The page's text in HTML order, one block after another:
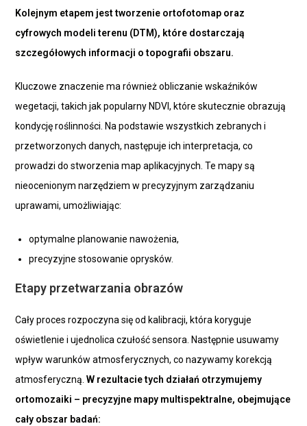
Kolejnym etapem jest tworzenie ortofotomap oraz
cyfrowych modeli terenu (DTM), które dostarczają
szczegółowych informacji o topografii obszaru.
Kluczowe znaczenie ma również obliczanie wskaźników
wegetacji, takich jak popularny NDVI, które skutecznie obrazują
kondycję roślinności. Na podstawie wszystkich zebranych i
przetworzonych danych, następuje ich interpretacja, co
prowadzi do stworzenia map aplikacyjnych. Te mapy są
nieocenionym narzędziem w precyzyjnym zarządzaniu
uprawami, umożliwiając:
optymalne planowanie nawożenia,
precyzyjne stosowanie oprysków.
Etapy przetwarzania obrazów
Cały proces rozpoczyna się od kalibracji, która koryguje
oświetlenie i ujednolica czułość sensora. Następnie usuwamy
wpływ warunków atmosferycznych, co nazywamy korekcją
atmosferyczną.W rezultacie tych działań otrzymujemy
ortomozaiki – precyzyjne mapy multispektralne, obejmujące
cały obszar badań: